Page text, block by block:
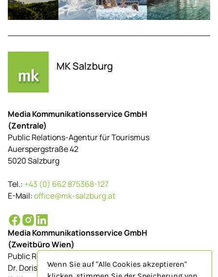
MK Salzburg
Media Kommunikationsservice GmbH
(Zentrale)
Public Relations-Agentur für Tourismus
Auerspergstraße 42
5020 Salzburg
Tel.: +43 (0) 662 875368-127
E-Mail:office@mk-salzburg.at
Media Kommunikationsservice GmbH
(Zweitbüro Wien)
Public Relations-Agentur für Tourismus
Dr. Doris Schenkenfelder
Wenn Sie auf "Alle Cookies akzeptieren"